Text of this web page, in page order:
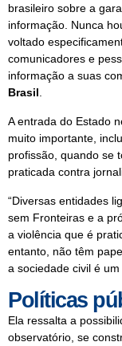
brasileiro sobre a
informação. Nunca
voltado
comunicadores e
informação a suas
Brasil
A entrada do Estado
muito importante,
profissão, quando se
praticada contra
“Diversas entidades
sem Fronteiras e a
a violência que é
entanto, não têm
a sociedade civil é um
Políticas
Ela ressalta a
observatório, se